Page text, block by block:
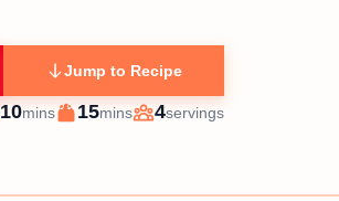
Jump to Recipe
Prep
10minutes
mins
Cook
15minutes
mins
Servings
4servings